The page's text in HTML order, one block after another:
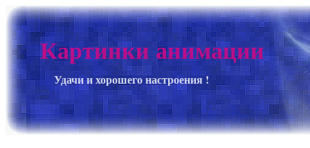
Картинки анимации
Удачи и хорошего настроения !